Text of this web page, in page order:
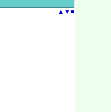
▲ ▼ ■